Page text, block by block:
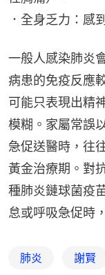
．全身乏力：感
一般人感染肺炎
病患的免疫反應
可能只表現出精
模糊。家屬常誤
急促送醫時，往
黃金治療期。對
種肺炎鏈球菌疫
怠或呼吸急促時
肺炎 謝賢